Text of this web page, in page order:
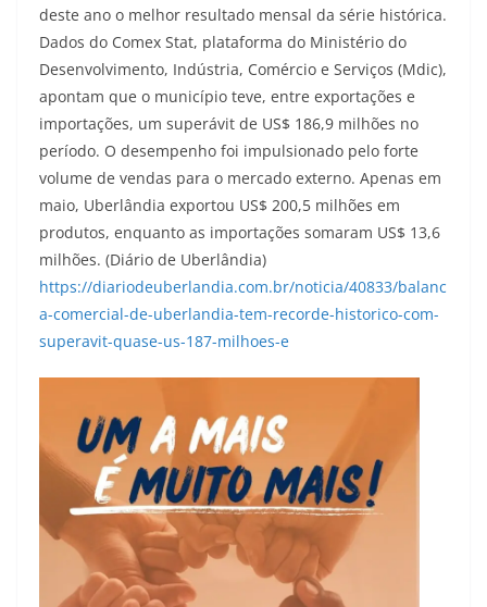
deste ano o melhor resultado mensal da série histórica.
Dados do Comex Stat, plataforma do Ministério do
Desenvolvimento, Indústria, Comércio e Serviços (Mdic),
apontam que o município teve, entre exportações e
importações, um superávit de US$ 186,9 milhões no
período. O desempenho foi impulsionado pelo forte
volume de vendas para o mercado externo. Apenas em
maio, Uberlândia exportou US$ 200,5 milhões em
produtos, enquanto as importações somaram US$ 13,6
milhões. (Diário de Uberlândia)
https://diariodeuberlandia.com.br/noticia/40833/balanc
a-comercial-de-uberlandia-tem-recorde-historico-com-
superavit-quase-us-187-milhoes-e